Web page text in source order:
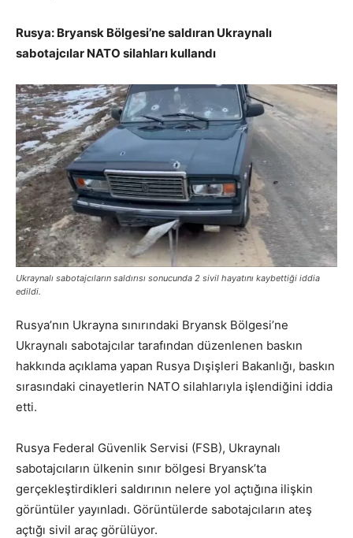
Rusya: Bryansk Bölgesi’ne saldıran Ukraynalı
sabotajcılar NATO silahları kullandı
Ukraynalı sabotajcıların saldırısı sonucunda 2 sivil hayatını kaybettiği iddia
edildi.
Rusya’nın Ukrayna sınırındaki Bryansk Bölgesi’ne
Ukraynalı sabotajcılar tarafından düzenlenen baskın
hakkında açıklama yapan Rusya Dışişleri Bakanlığı, baskın
sırasındaki cinayetlerin NATO silahlarıyla işlendiğini iddia
etti.
Rusya Federal Güvenlik Servisi (FSB), Ukraynalı
sabotajcıların ülkenin sınır bölgesi Bryansk’ta
gerçekleştirdikleri saldırının nelere yol açtığına ilişkin
görüntüler yayınladı. Görüntülerde sabotajcıların ateş
açtığı sivil araç görülüyor.